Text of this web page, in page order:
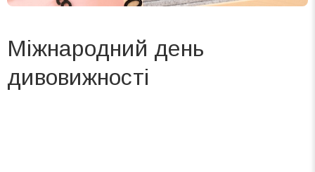
Міжнародний день
дивовижності